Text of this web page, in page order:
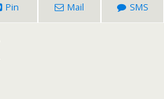
Pin Mail SMS